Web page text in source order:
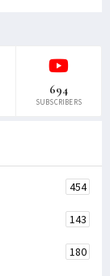
694
SUBSCRIBERS
454
143
180